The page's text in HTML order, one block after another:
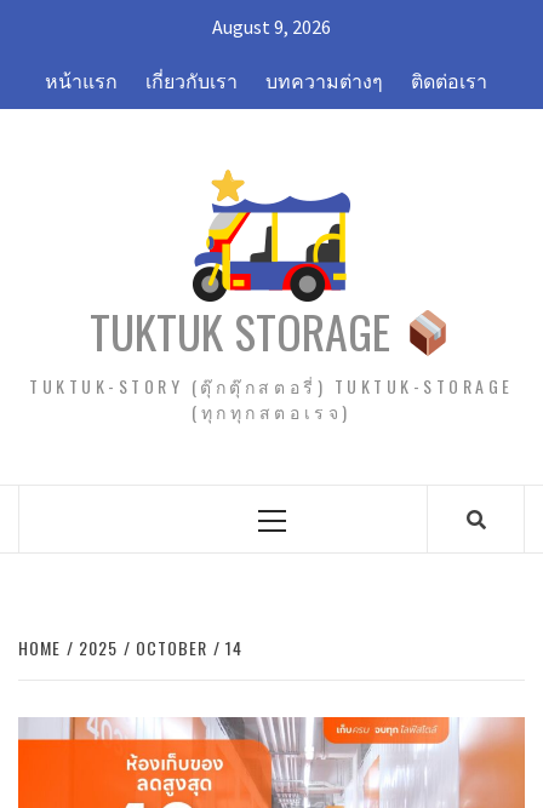
content
August 9, 2026
หน้าแรก เกี่ยวกับเรา บทความต่างๆ ติดต่อเรา
TUKTUK STORAGE
TUKTUK-STORY (ตุ๊กตุ๊กสตอรี่) TUKTUK-STORAGE
(ทุกทุกสตอเรจ)
Primary
HOME 2025 OCTOBER 14